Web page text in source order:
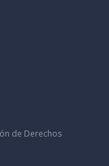
de Derechos